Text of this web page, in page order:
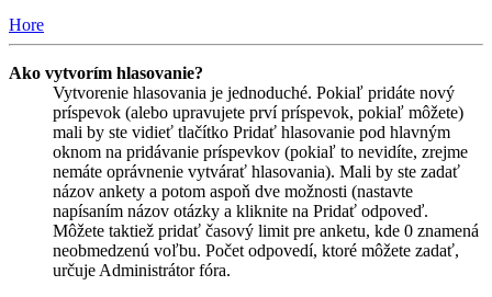
Hore
Ako vytvorím hlasovanie?
Vytvorenie hlasovania je jednoduché. Pokiaľ pridáte nový
príspevok (alebo upravujete prví príspevok, pokiaľ môžete)
mali by ste vidieť tlačítko Pridať hlasovanie pod hlavným
oknom na pridávanie príspevkov (pokiaľ to nevidíte, zrejme
nemáte oprávnenie vytvárať hlasovania). Mali by ste zadať
názov ankety a potom aspoň dve možnosti (nastavte
napísaním názov otázky a kliknite na Pridať odpoveď.
Môžete taktiež pridať časový limit pre anketu, kde 0 znamená
neobmedzenú voľbu. Počet odpovedí, ktoré môžete zadať,
určuje Administrátor fóra.